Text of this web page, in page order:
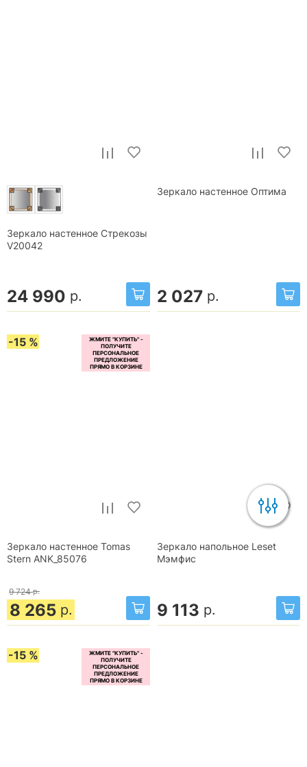
Зеркало настенное Стрекозы
V20042
24 990 р.
Зеркало настенное Оптима
2 027 р.
-15 %
Зеркало настенное Tomas
Stern ANK_85076
9 724 р.
8 265 р.
Зеркало напольное Leset
Мэмфис
9 113 р.
-15 %